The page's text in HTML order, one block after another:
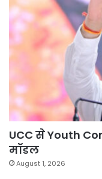
UCC से Youth
मॉडल
August 1, 2026